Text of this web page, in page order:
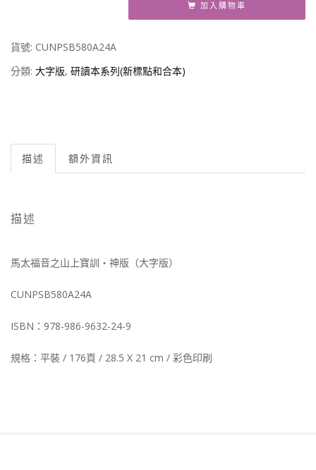
加入購物車
貨號: CUNPSB580A24A
分類: 大字版, 研讀本系列(新標點和合本)
描述 額外資訊
描述
馬太福音之山上寶訓‧神版（大字版）
CUNPSB580A24A
ISBN：978-986-9632-24-9
規格：平裝 / 176頁 / 28.5 X 21 cm / 彩色印刷